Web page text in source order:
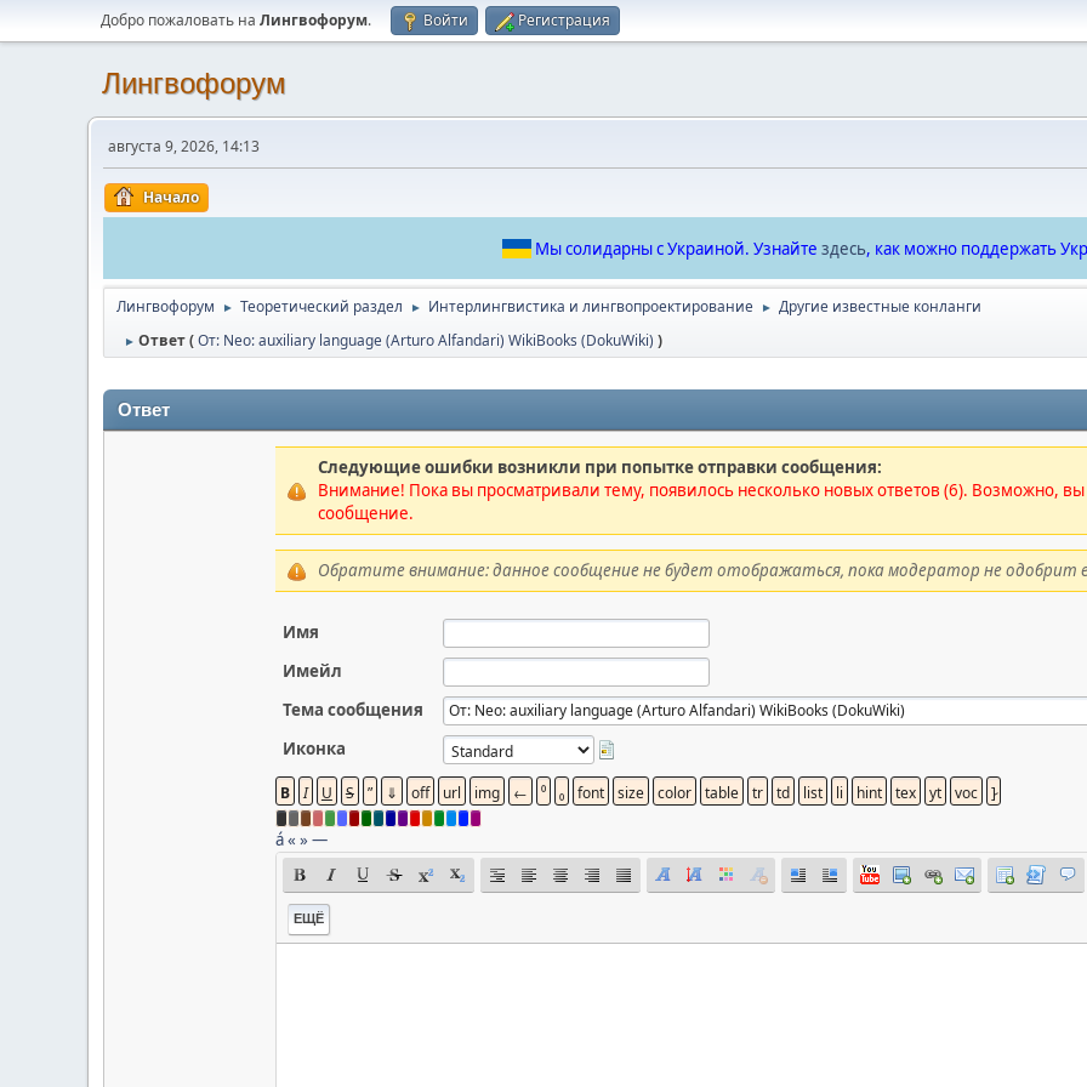
Добро пожаловать на Лингвофорум. Войти Регистрация
Лингвофорум
августа 9, 2026, 14:13
Начало
Мы солидарны с Украиной. Узнайте здесь, как можно поддержать
Лингвофорум ► Теоретический раздел ► Интерлингвистика и лингвопроектирование ► Другие известные конланги
► Ответ (От: Neo: auxiliary language (Arturo Alfandari) WikiBooks (DokuWiki) )
Ответ
Следующие ошибки возникли при попытке отправки сообщения:
Внимание! Пока вы просматривали тему, появилось несколько новых ответов (6). Возможно, вы
сообщение.
Обратите внимание: данное сообщение не будет отображаться, пока модератор не одобрит
Имя
Имейл
Тема сообщения
Иконка
á« »—
ЕЩЁ